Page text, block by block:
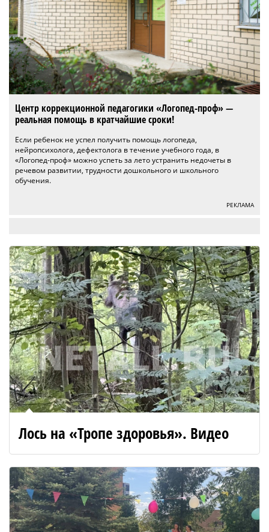
Центр коррекционной педагогики «Логопед-проф» —
реальная помощь в кратчайшие сроки!
Если ребенок не успел получить помощь логопеда,
нейропсихолога, дефектолога в течение учебного года, в
«Логопед-проф» можно успеть за лето устранить недочеты в
речевом развитии, трудности дошкольного и школьного
обучения.
РЕКЛАМА
Лось на «Тропе здоровья». Видео